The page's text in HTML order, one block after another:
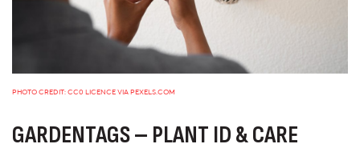
PHOTO CREDIT: CC0 LICENCE VIA PEXELS.COM
GARDENTAGS – PLANT ID & CARE